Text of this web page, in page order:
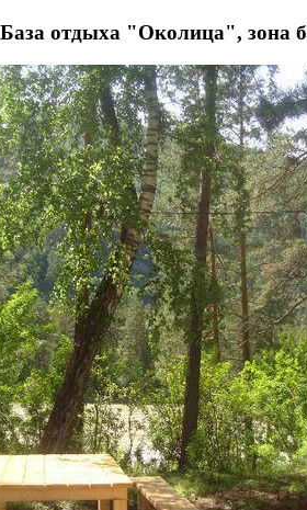
База отдыха "Околица", зона